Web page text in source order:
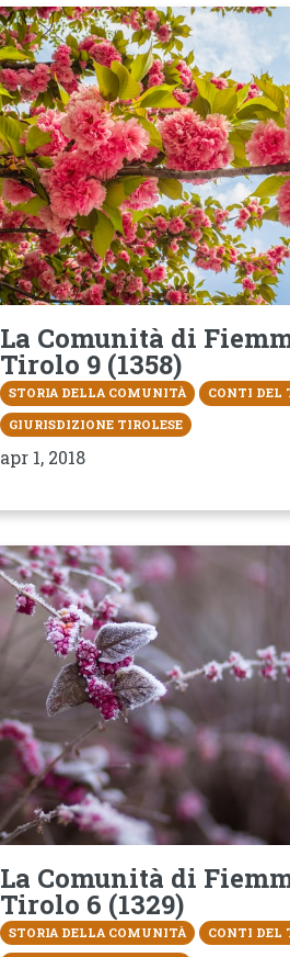
La Comunità di
Tirolo 9 (1358)
STORIA DELLA COMUNITÀ
CONTI DEL
GIURISDIZIONE TIROLESE
apr 1, 2018
La Comunità di
Tirolo 6 (1329)
STORIA DELLA COMUNITÀ
CONTI DEL